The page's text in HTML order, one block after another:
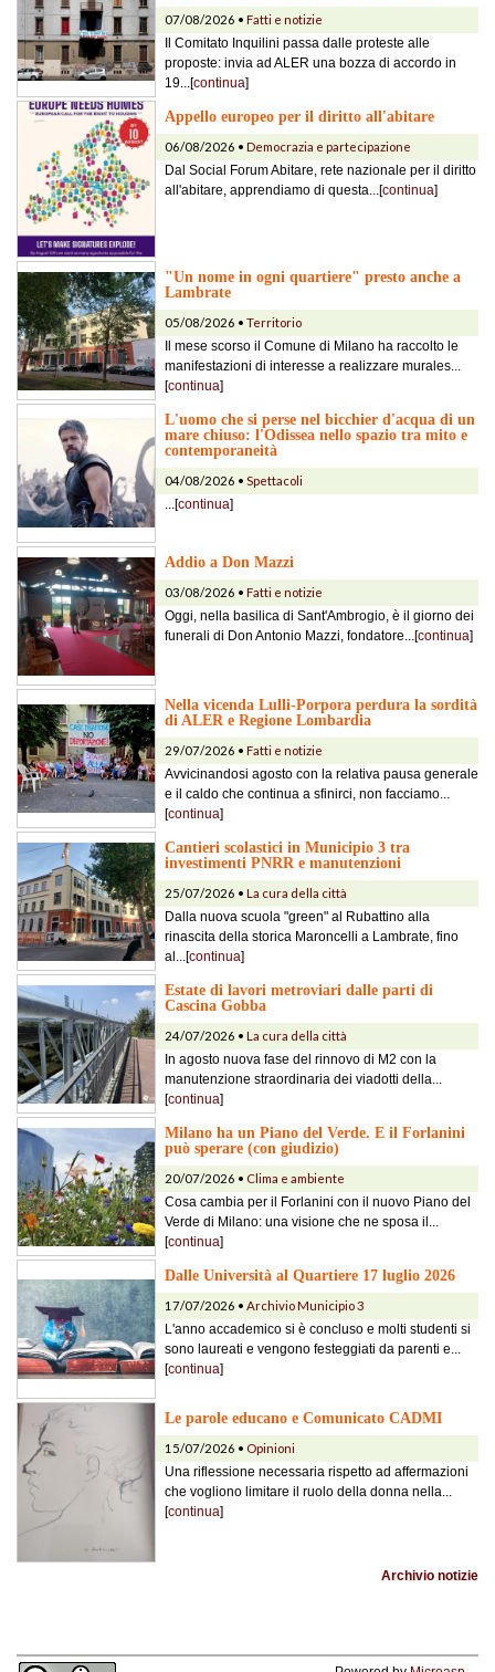
07/08/2026 • Fatti e notizie
Il Comitato Inquilini passa dalle proteste alle
proposte: invia ad ALER una bozza di accordo in
19...[continua]
Appello europeo per il diritto all'abitare
06/08/2026 • Democrazia e partecipazione
Dal Social Forum Abitare, rete nazionale per il diritto
all'abitare, apprendiamo di questa...[continua]
"Un nome in ogni quartiere" presto anche a
Lambrate
05/08/2026 • Territorio
Il mese scorso il Comune di Milano ha raccolto le
manifestazioni di interesse a realizzare murales...
[continua]
L'uomo che si perse nel bicchier d'acqua di un
mare chiuso: l'Odissea nello spazio tra mito e
contemporaneità
04/08/2026 • Spettacoli
...[continua]
Addio a Don Mazzi
03/08/2026 • Fatti e notizie
Oggi, nella basilica di Sant'Ambrogio, è il giorno dei
funerali di Don Antonio Mazzi, fondatore...[continua]
Nella vicenda Lulli-Porpora perdura la sordità
di ALER e Regione Lombardia
29/07/2026 • Fatti e notizie
Avvicinandosi agosto con la relativa pausa generale
e il caldo che continua a sfinirci, non facciamo...
[continua]
Cantieri scolastici in Municipio 3 tra
investimenti PNRR e manutenzioni
25/07/2026 • La cura della città
Dalla nuova scuola "green" al Rubattino alla
rinascita della storica Maroncelli a Lambrate, fino
al...[continua]
Estate di lavori metroviari dalle parti di
Cascina Gobba
24/07/2026 • La cura della città
In agosto nuova fase del rinnovo di M2 con la
manutenzione straordinaria dei viadotti della...
[continua]
Milano ha un Piano del Verde. E il Forlanini
può sperare (con giudizio)
20/07/2026 • Clima e ambiente
Cosa cambia per il Forlanini con il nuovo Piano del
Verde di Milano: una visione che ne sposa il...
[continua]
Dalle Università al Quartiere 17 luglio 2026
17/07/2026 • Archivio Municipio 3
L'anno accademico si è concluso e molti studenti si
sono laureati e vengono festeggiati da parenti e...
[continua]
Le parole educano e Comunicato CADMI
15/07/2026 • Opinioni
Una riflessione necessaria rispetto ad affermazioni
che vogliono limitare il ruolo della donna nella...
[continua]
Archivio notizie